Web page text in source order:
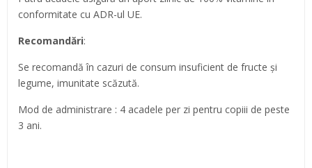
conformitate cu ADR-ul UE.
Recomandări:
Se recomandă în cazuri de consum insuficient de fructe și
legume, imunitate scăzută.
Mod de administrare : 4 acadele per zi pentru copiii de peste
3 ani.